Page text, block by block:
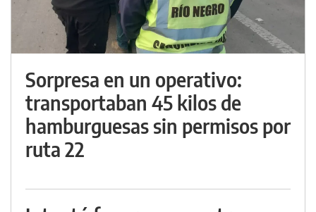
Sorpresa en un operativo:
transportaban 45 kilos de
hamburguesas sin permisos por
ruta 22